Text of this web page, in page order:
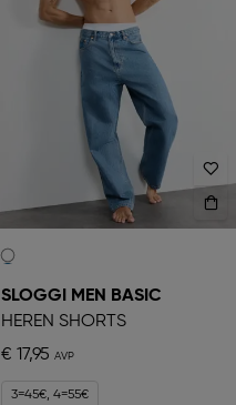
SLOGGI MEN BASIC
HEREN SHORTS
€ 17,95
3=45€, 4=55€